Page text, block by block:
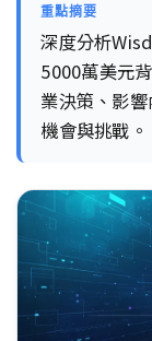
重點摘要
深度分析
5000萬美元
業決策、影
機會與挑戰。